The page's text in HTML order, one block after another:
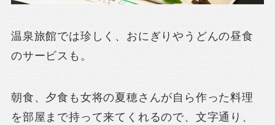
温泉旅館では珍しく、おにぎりやうどんの昼食
のサービスも。
朝食、夕食も女将の夏穂さんが自ら作った料理
を部屋まで持って来てくれるので、文字通り、